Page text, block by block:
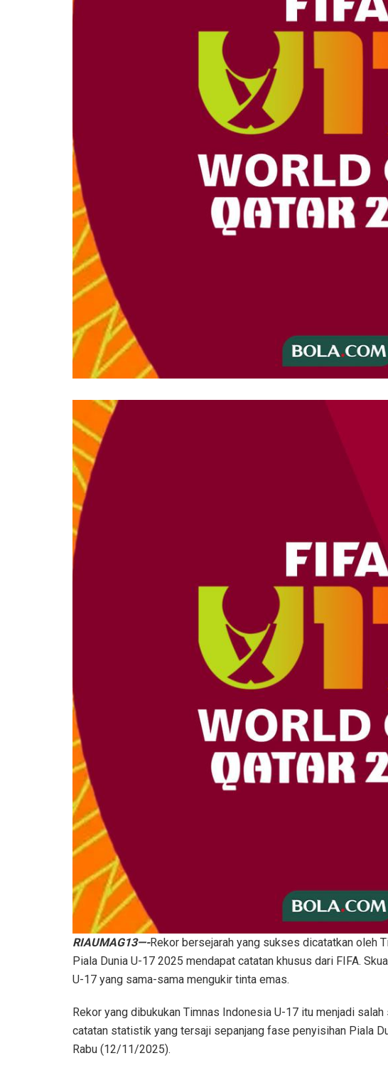
RIAUMAG13—-Rekor bersejarah yang sukses dicatatkan oleh
Piala Dunia U-17 2025 mendapat catatan khusus dari FIFA.
U-17 yang sama-sama mengukir tinta emas.
Rekor yang dibukukan Timnas Indonesia U-17 itu menjadi
catatan statistik yang tersaji sepanjang fase penyisihan Piala
Rabu (12/11/2025).